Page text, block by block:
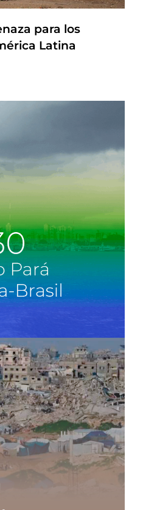
para los
Latina